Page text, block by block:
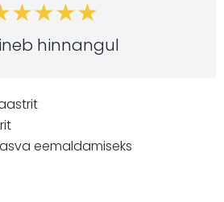
hinnangul
eemaldamiseks